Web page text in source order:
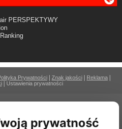
PERSPEKTYWY
Prywatności Znak jakości Reklama
| Ustawienia prywatności
prywatność